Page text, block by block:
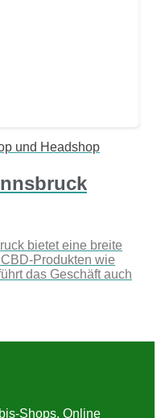
und Headshop
bietet eine breite
Produkten wie
das Geschäft auch
Shops, Online